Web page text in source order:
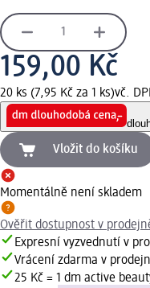
159,00 Kč
20 ks (7,95 Kč za 1 ks)vč.
Vložit do košíku
Momentálně není skladem
Ověřit dostupnost v
Expresní vyzvednutí v
Vrácení zdarma v
25 Kč = 1 dm active